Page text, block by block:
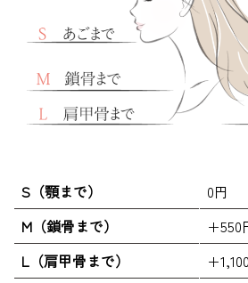
S（顎まで）
0円
M（鎖骨まで）
+550
L（肩甲骨まで）